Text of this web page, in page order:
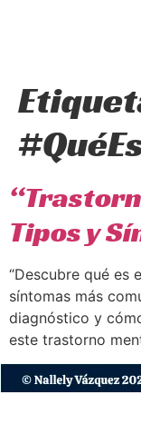
Tipos y
“Descubre qué es
síntomas más
diagnóstico y
este trastorno